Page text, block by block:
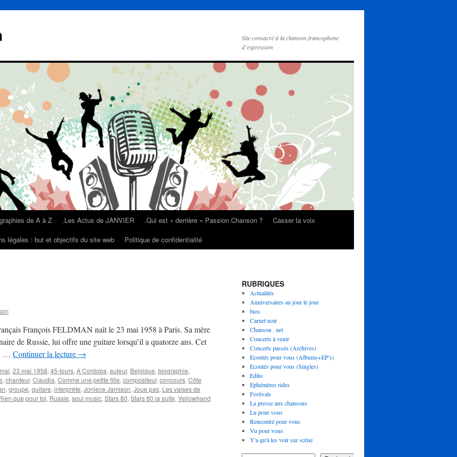
Site consacré à la chanson francophone
d’expression
de A à Z .Les Actus de JANVIER .Qui est « derrière » Passion Chanson ?
Casser la voix
légales : but et objectifs du site web Politique de confidentialité
François FELDMAN naît le 23 mai 1958 à Paris. Sa mère
de Russie, lui offre une guitare lorsqu’il a quatorze ans. Cet
… Continuer la lecture →
, 23 mai 1958, 45-tours, A Cordoba, auteur, Belgique, biographie,
, chanteur, Claudia, Comme une petite fille, compositeur, concours, Côte
, groupe, guitare, interprète, Joniece Jamison, Joue pas, Les valses de
que pour toi, Russie, soul music, Stars 80, Stars 80 la suite, Yellowhand
RUBRIQUES
Actualités
Anniversaires au jour le jour
bios
Carnet noir
Chanson . net
Concerts à venir
Concerts passés (Archives)
Ecoutés pour vous (Albums+EP's)
Ecoutés pour vous (Singles)
Edito
Ephémères rides
Festivals
La presse aux chansons
Lu pour vous
Rencontré pour vous
Vu pour vous
Y'a qu'à les voir sur scène